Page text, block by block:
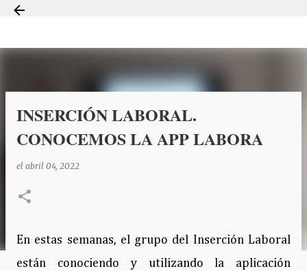
INSERCIÓN LABORAL.
CONOCEMOS LA APP LABORA
el abril 04, 2022
En estas semanas, el grupo del Inserción Laboral
están conociendo y utilizando la aplicación